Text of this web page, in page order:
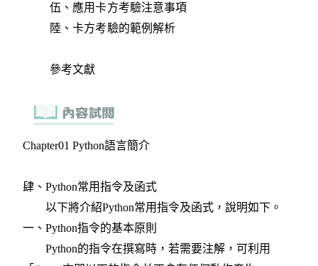
伍、應用卡方考驗注意事項
陸、卡方考驗的範例解析
參考文獻